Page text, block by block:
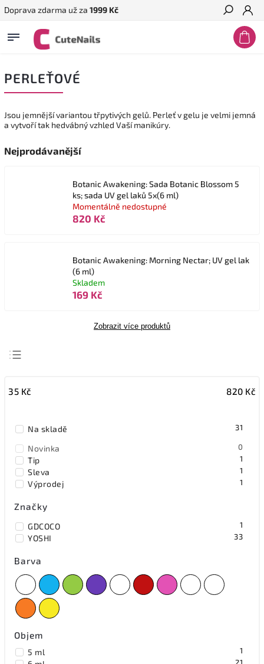
Doprava zdarma už za 1999 Kč
Hledat
PERLEŤOVÉ
Jsou jemnější variantou třpytivých gelů. Perleť v gelu je velmi jemná
a vytvoří tak hedvábný vzhled Vaší manikúry.
Nejprodávanější
Botanic Awakening: Sada Botanic Blossom 5
ks; sada UV gel laků 5x(6 ml)
Momentálně nedostupné
820 Kč
Botanic Awakening: Morning Nectar; UV gel lak
(6 ml)
Skladem
169 Kč
Zobrazit více produktů
Abecedně
35 Kč 820 Kč
Na skladě 31
Novinka 0
Tip 1
Sleva 1
Výprodej 1
Značky
GDCOCO 1
YOSHI 33
Barva
Objem
5 ml 1